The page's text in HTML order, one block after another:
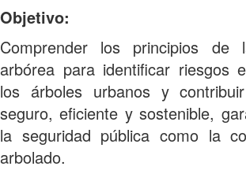
Objetivo:
Comprender los principios de
arbórea para identificar riesgos
los árboles urbanos y
seguro, eficiente y sostenible,
la seguridad pública como la
arbolado.